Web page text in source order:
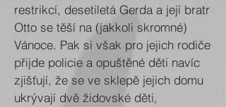
restrikcí, desetiletá Gerda a její bratr
Otto se těší na (jakkoli skromné)
Vánoce. Pak si však pro jejich rodiče
přijde policie a opuštěné děti navíc
zjišťují, že se ve sklepě jejich domu
ukrývají dvě židovské děti,